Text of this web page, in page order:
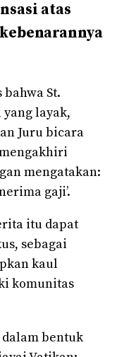
atas
bahwa St.
yang layak,
Juru bicara
mengatakan:
gaji’.
itu dapat
sebagai
kaul
komunitas
bentuk